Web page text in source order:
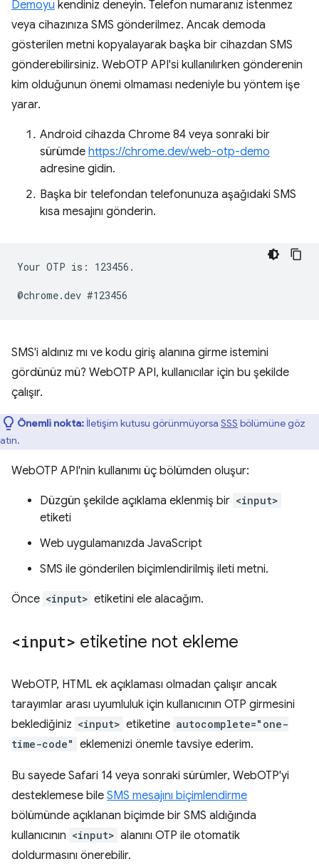
Demoyu kendiniz deneyin. Telefon numaranız istenmez
veya cihazınıza SMS gönderilmez. Ancak demoda
gösterilen metni kopyalayarak başka bir cihazdan SMS
gönderebilirsiniz. WebOTP API'si kullanılırken gönderenin
kim olduğunun önemi olmaması nedeniyle bu yöntem işe
yarar.
Android cihazda Chrome 84 veya sonraki bir
sürümde https://chrome.dev/web-otp-demo
adresine gidin.
Başka bir telefondan telefonunuza aşağıdaki SMS
kısa mesajını gönderin.
Your OTP is: 123456.
SMS'i aldınız mı ve kodu giriş alanına girme istemini
gördünüz mü? WebOTP API, kullanıcılar için bu şekilde
çalışır.
Önemli nokta: İletişim kutusu görünmüyorsa SSS bölümüne göz
atın.
WebOTP API'nin kullanımı üç bölümden oluşur:
Düzgün şekilde açıklama eklenmiş bir <input>
etiketi
Web uygulamanızda JavaScript
SMS ile gönderilen biçimlendirilmiş ileti metni.
Önce <input> etiketini ele alacağım.
<input> etiketine not ekleme
WebOTP, HTML ek açıklaması olmadan çalışır ancak
tarayımlar arası uyumluluk için kullanıcının OTP girmesini
beklediğiniz <input> etiketine autocomplete="one-
time-code" eklemenizi önemle tavsiye ederim.
Bu sayede Safari 14 veya sonraki sürümler, WebOTP'yi
desteklemese bile SMS mesajını biçimlendirme
bölümünde açıklanan biçimde bir SMS aldığında
kullanıcının <input> alanını OTP ile otomatik
doldurmasını önerebilir.